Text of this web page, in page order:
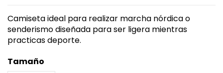
Camiseta ideal para realizar marcha nórdica o
senderismo diseñada para ser ligera mientras
practicas deporte.
Tamaño